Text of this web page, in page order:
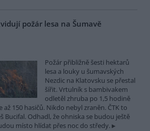
požár lesa na Šumavě
Požár přibližně šesti hektarů
lesa a louky u šumavských
Nezdic na Klatovsku se přestal
šířit. Vrtulník s bambivakem
odletěl zhruba po 1,5 hodině
až 150 hasičů. Nikdo nebyl zraněn. ČTK to
Bucifal. Odhadl, že ohniska se budou ještě
místo hlídat přes noc do středy.